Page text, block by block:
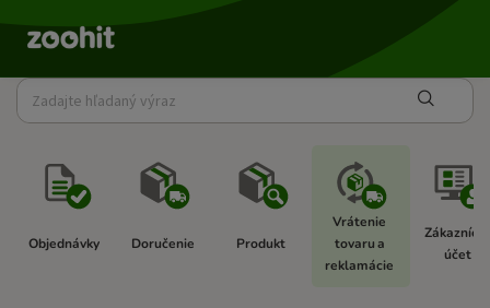
Objednávky Doručenie Produkt
Vrátenie
tovaru a
reklamácie
účet